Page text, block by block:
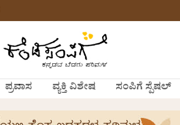
ಪ್ರವಾಸ ವ್ಯಕ್ತಿ ವಿಶೇಷ ಸಂಪಿಗೆ ಸ್ಪೆಷಲ್